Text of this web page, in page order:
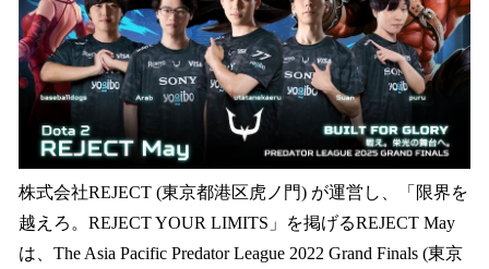
株式会社REJECT (東京都港区虎ノ門) が運営し、「限界を
越えろ。REJECT YOUR LIMITS」を掲げるREJECT May
は、The Asia Pacific Predator League 2022 Grand Finals (東京